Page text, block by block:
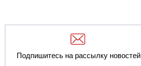
Подпишитесь на рассылку новостей